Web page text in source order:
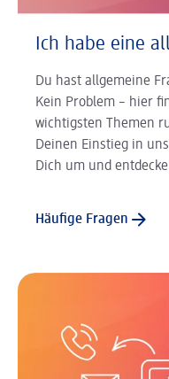
Ich habe eine
Du hast allgemeine
Kein Problem – hier
wichtigsten Themen
Deinen Einstieg in
Dich um und
Häufige Fragen